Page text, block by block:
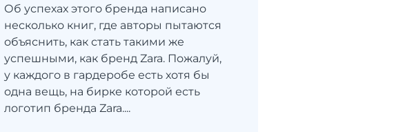
Об успехах этого бренда написано
несколько книг, где авторы пытаются
объяснить, как стать такими же
успешными, как бренд Zara. Пожалуй,
у каждого в гардеробе есть хотя бы
одна вещь, на бирке которой есть
логотип бренда Zara....